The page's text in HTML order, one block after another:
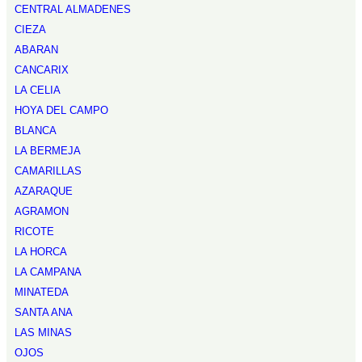
CENTRAL ALMADENES
CIEZA
ABARAN
CANCARIX
LA CELIA
HOYA DEL CAMPO
BLANCA
LA BERMEJA
CAMARILLAS
AZARAQUE
AGRAMON
RICOTE
LA HORCA
LA CAMPANA
MINATEDA
SANTA ANA
LAS MINAS
OJOS